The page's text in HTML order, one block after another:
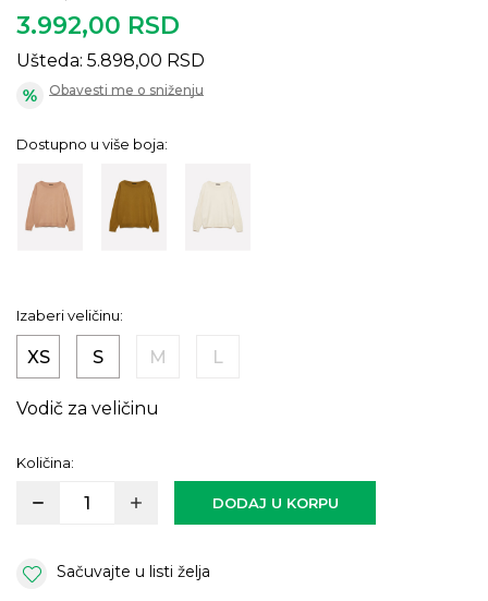
3.992,00 RSD
Ušteda: 5.898,00 RSD
Obavesti me o sniženju
Dostupno u više boja:
Izaberi veličinu:
XS S M L
Vodič za veličinu
Količina:
DODAJ U KORPU
Sačuvajte u listi želja